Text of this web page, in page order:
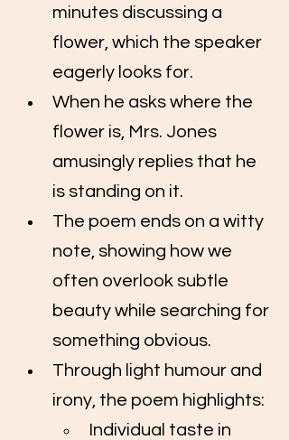
minutes discussing a
flower, which the speaker
eagerly looks for.
When he asks where the
flower is, Mrs. Jones
amusingly replies that he
is standing on it.
The poem ends on a witty
note, showing how we
often overlook subtle
beauty while searching for
something obvious.
Through light humour and
irony, the poem highlights:
Individual taste in